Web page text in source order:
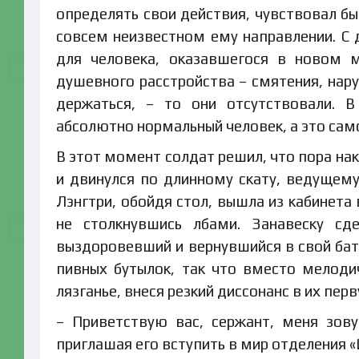
определять свои действия, чувствовал
совсем неизвестном ему направлении. С
для человека, оказавшегося в новом
душевного расстройства – смятения,
держаться, – то они отсутствовали.
абсолютно нормальный человек, а это
В этот момент солдат решил, что пора
и двинулся по длинному скату,
Лэнгтри, обойдя стол, вышла из кабинета
не столкнувшись лбами. Занавеску
выздоровевший и вернувшийся в свой
пивных бутылок, так что вместо
лязганье, внеся резкий диссонанс в их
– Приветствую вас, сержант, меня
приглашая его вступить в мир